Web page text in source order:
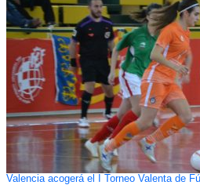
Valencia acogerá el I Torneo Valenta de